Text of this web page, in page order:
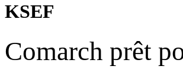
KSEF
Comarch prêt